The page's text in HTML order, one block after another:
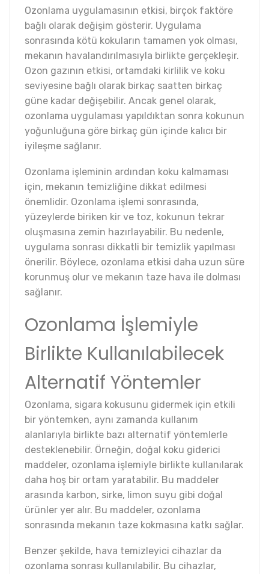
Ozonlama uygulamasının etkisi, birçok faktöre
bağlı olarak değişim gösterir. Uygulama
sonrasında kötü kokuların tamamen yok olması,
mekanın havalandırılmasıyla birlikte gerçekleşir.
Ozon gazının etkisi, ortamdaki kirlilik ve koku
seviyesine bağlı olarak birkaç saatten birkaç
güne kadar değişebilir. Ancak genel olarak,
ozonlama uygulaması yapıldıktan sonra kokunun
yoğunluğuna göre birkaç gün içinde kalıcı bir
iyileşme sağlanır.
Ozonlama işleminin ardından koku kalmaması
için, mekanın temizliğine dikkat edilmesi
önemlidir. Ozonlama işlemi sonrasında,
yüzeylerde biriken kir ve toz, kokunun tekrar
oluşmasına zemin hazırlayabilir. Bu nedenle,
uygulama sonrası dikkatli bir temizlik yapılması
önerilir. Böylece, ozonlama etkisi daha uzun süre
korunmuş olur ve mekanın taze hava ile dolması
sağlanır.
Ozonlama İşlemiyle
Birlikte Kullanılabilecek
Alternatif Yöntemler
Ozonlama, sigara kokusunu gidermek için etkili
bir yöntemken, aynı zamanda kullanım
alanlarıyla birlikte bazı alternatif yöntemlerle
desteklenebilir. Örneğin, doğal koku giderici
maddeler, ozonlama işlemiyle birlikte kullanılarak
daha hoş bir ortam yaratabilir. Bu maddeler
arasında karbon, sirke, limon suyu gibi doğal
ürünler yer alır. Bu maddeler, ozonlama
sonrasında mekanın taze kokmasına katkı sağlar.
Benzer şekilde, hava temizleyici cihazlar da
ozonlama sonrası kullanılabilir. Bu cihazlar,